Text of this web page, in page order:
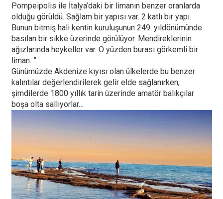
Pompeipolis ile İtalya’daki bir limanın benzer oranlarda
olduğu görüldü. Sağlam bir yapısı var. 2 katlı bir yapı.
Bunun bitmiş hali kentin kuruluşunun 249. yıldönümünde
basılan bir sikke üzerinde görülüyor. Mendireklerinin
ağızlarında heykeller var. O yüzden burası görkemli bir
liman. ”
Günümüzde Akdenize kıyısı olan ülkelerde bu benzer
kalıntılar değerlendirilerek gelir elde sağlanırken,
şimdilerde 1800 yıllık tarin üzerinde amatör balıkçılar
boşa olta sallıyorlar…